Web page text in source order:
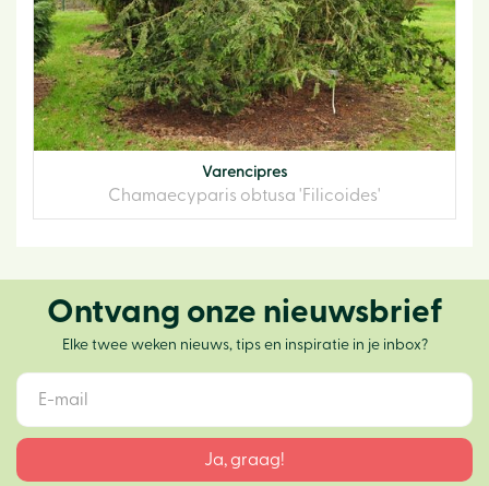
Varencipres
Chamaecyparis obtusa 'Filicoides'
Ontvang onze nieuwsbrief
Elke twee weken nieuws, tips en inspiratie in je inbox?